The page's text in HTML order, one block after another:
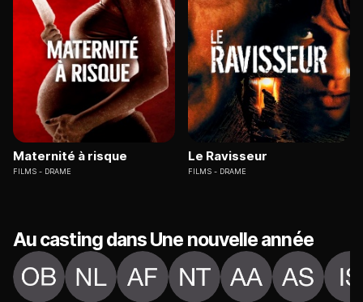
Maternité à risque
FILMS DRAME
Le Ravisseur
FILMS DRAME
Au casting dans Une nouvelle année